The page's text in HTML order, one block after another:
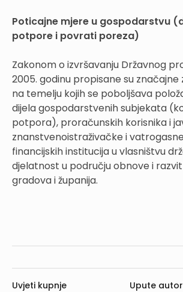
Poticajne mjere u gospodarstvu
potpore i povrati poreza)
Zakonom o izvršavanju Državnog
2005. godinu propisane su
na temelju kojih se poboljšava
dijela gospodarstvenih subjekata
potpora), proračunskih korisnika i
znanstvenoistraživačke i
financijskih institucija u vlasništvu
djelatnost u području obnove i
gradova i županija.
Uvjeti kupnje Upute